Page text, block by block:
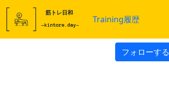
Training履歴
フォローする